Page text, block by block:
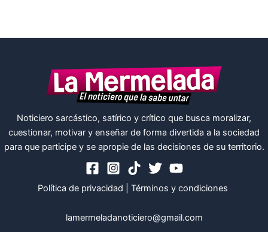
Noticiero sarcástico, satírico y crítico que busca moralizar,
cuestionar, motivar y enseñar de forma divertida a la sociedad
para que participe y se apropie de las decisiones de su territorio.
Política de privacidad Términos y condiciones
lamermeladanoticiero@gmail.com